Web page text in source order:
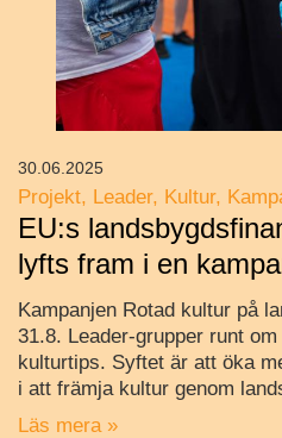
Projekt Leader Kultur
EU:s
lyfts fram i en
Kampanjen Rotad kultur på
31.8. Leader-grupper runt
kulturtips. Syftet är att öka
i att främja kultur genom
Läs mera »
30.06.2025